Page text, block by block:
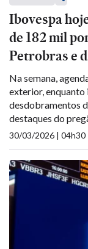
Ibovespa
de 182 mil
Petrobras e
Na semana,
exterior,
desdobramentos
destaques do
30/03/2026 | 04h30